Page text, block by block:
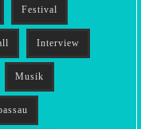
Festival
Interview
Musik